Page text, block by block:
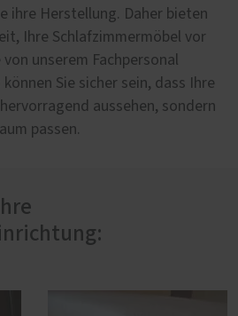
ihre Herstellung. Daher bieten
Ihre Schlafzimmermöbel vor
unserem Fachpersonal
Sie sicher sein, dass Ihre
aussehen, sondern
passen.